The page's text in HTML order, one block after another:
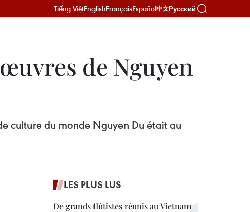
Tiếng ViệtEnglishFrançaisEspañol中文Русский
de Nguyen
culture du monde Nguyen Du était au
LES PLUS LUS
De grands flûtistes réunis au Vietnam